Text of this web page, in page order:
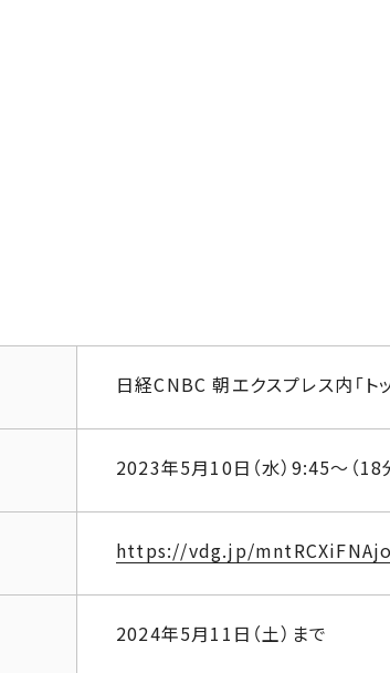
日経CNBC 朝エクスプレス内「ト
2023年5月10日（水）9:45～（18
https://vdg.jp/
2024年5月11日（土）まで